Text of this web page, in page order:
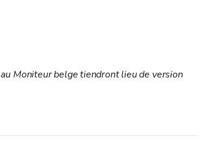
Moniteur belge tiendront lieu de version